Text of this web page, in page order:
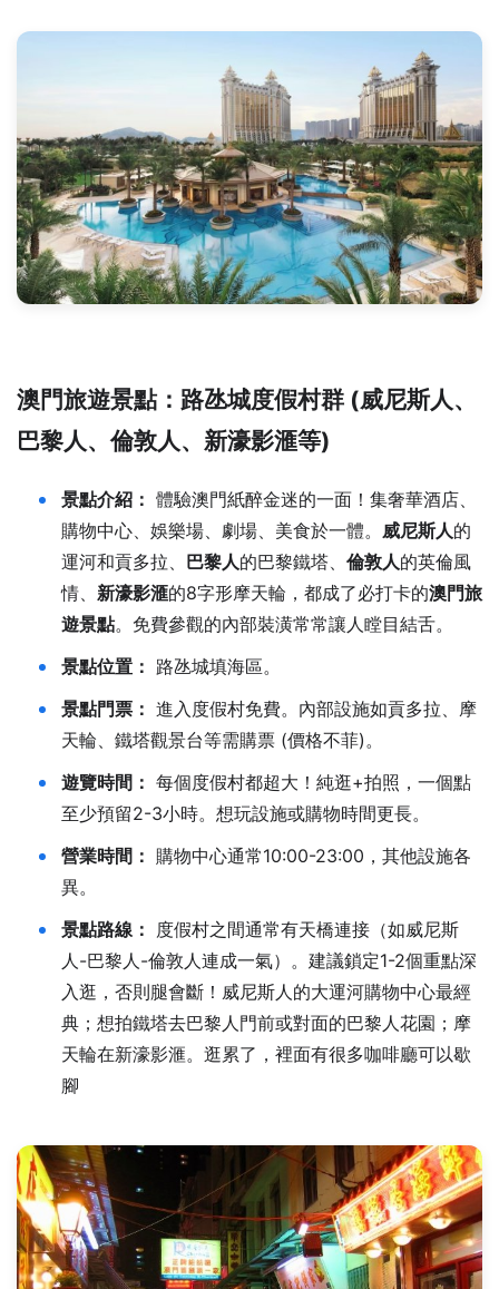
澳門旅遊景點： 路氹城度假村群 (威尼斯人、
巴黎人、倫敦人、新濠影滙等)
景點介紹： 體驗澳門紙醉金迷的一面！集奢華酒店、
購物中心、娛樂場、劇場、美食於一體。 威尼斯人的
運河和貢多拉、 巴黎人的巴黎鐵塔、 倫敦人的英倫風
情、 新濠影滙的8字形摩天輪，都成了必打卡的澳門旅
遊景點。免費參觀的內部裝潢常常讓人瞠目結舌。
景點位置： 路氹城填海區。
景點門票： 進入度假村免費。內部設施如貢多拉、摩
天輪、鐵塔觀景台等需購票 (價格不菲)。
遊覽時間： 每個度假村都超大！純逛+拍照，一個點
至少預留2-3小時。想玩設施或購物時間更長。
營業時間： 購物中心通常10:00-23:00，其他設施各
異。
景點路線： 度假村之間通常有天橋連接（如威尼斯
人-巴黎人-倫敦人連成一氣）。建議鎖定1-2個重點深
入逛，否則腿會斷！威尼斯人的大運河購物中心最經
典；想拍鐵塔去巴黎人門前或對面的巴黎人花園；摩
天輪在新濠影滙。逛累了，裡面有很多咖啡廳可以歇
腳